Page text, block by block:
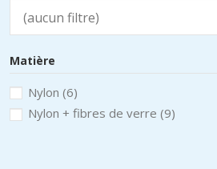
(aucun filtre)
Matière
Nylon (6)
Nylon + fibres de verre (9)